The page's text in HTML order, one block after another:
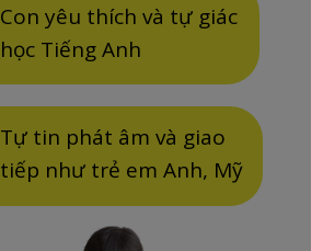
Con yêu thích và tự giác
học Tiếng Anh
Tự tin phát âm và giao
tiếp như trẻ em Anh, Mỹ